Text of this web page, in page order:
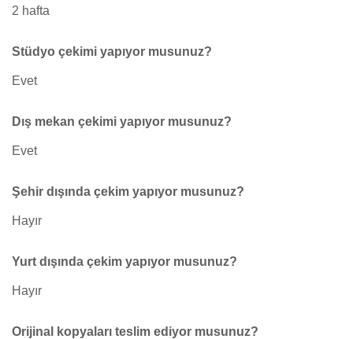
2 hafta
Stüdyo çekimi yapıyor musunuz?
Evet
Dış mekan çekimi yapıyor musunuz?
Evet
Şehir dışında çekim yapıyor musunuz?
Hayır
Yurt dışında çekim yapıyor musunuz?
Hayır
Orijinal kopyaları teslim ediyor musunuz?